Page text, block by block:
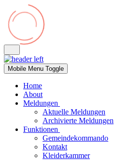
Mobile Menu Toggle
Home
About
Meldungen
Aktuelle Meldungen
Archivierte Meldungen
Funktionen
Gemeindekommando
Kontakt
Kleiderkammer